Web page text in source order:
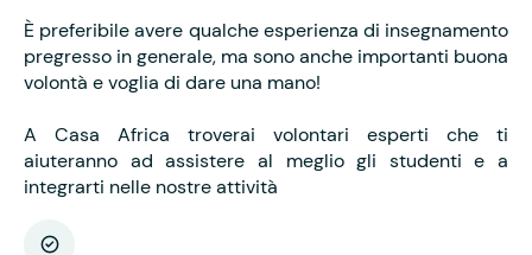
È preferibile avere qualche esperienza di insegnamento
pregresso in generale, ma sono anche importanti buona
volontà e voglia di dare una mano!
A Casa Africa troverai volontari esperti che ti
aiuteranno ad assistere al meglio gli studenti e a
integrarti nelle nostre attività